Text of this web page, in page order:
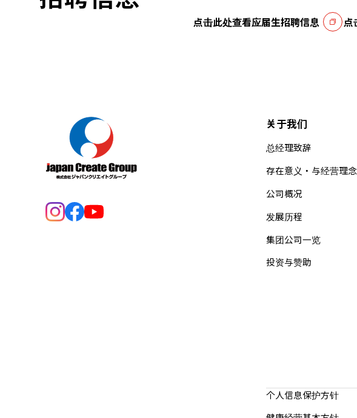
点击此处查看应届生招聘信息 点
关于我们
总经理致辞
存在意义・与经营理念
公司概况
发展历程
集团公司一览
投资与赞助
个人信息保护方针